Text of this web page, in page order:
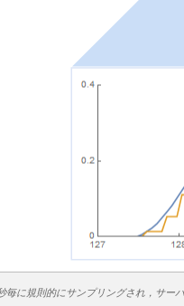
毎に規則的にサンプリングされ，サー